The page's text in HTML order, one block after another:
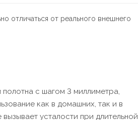
отличаться от реального внешнего
с шагом 3 миллиметра,
как в домашних, так и в
усталости при длительной